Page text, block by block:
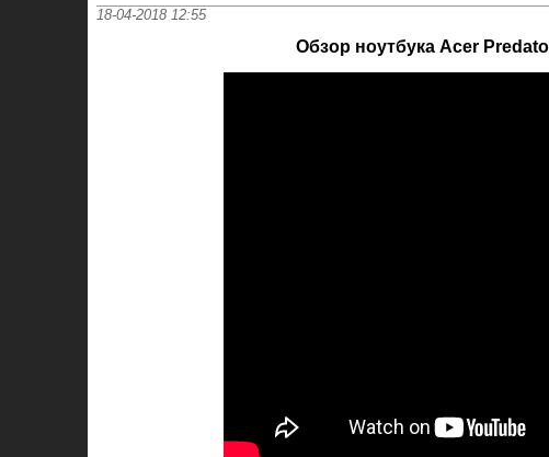
18-04-2018 12:55
Обзор ноутбука Acer